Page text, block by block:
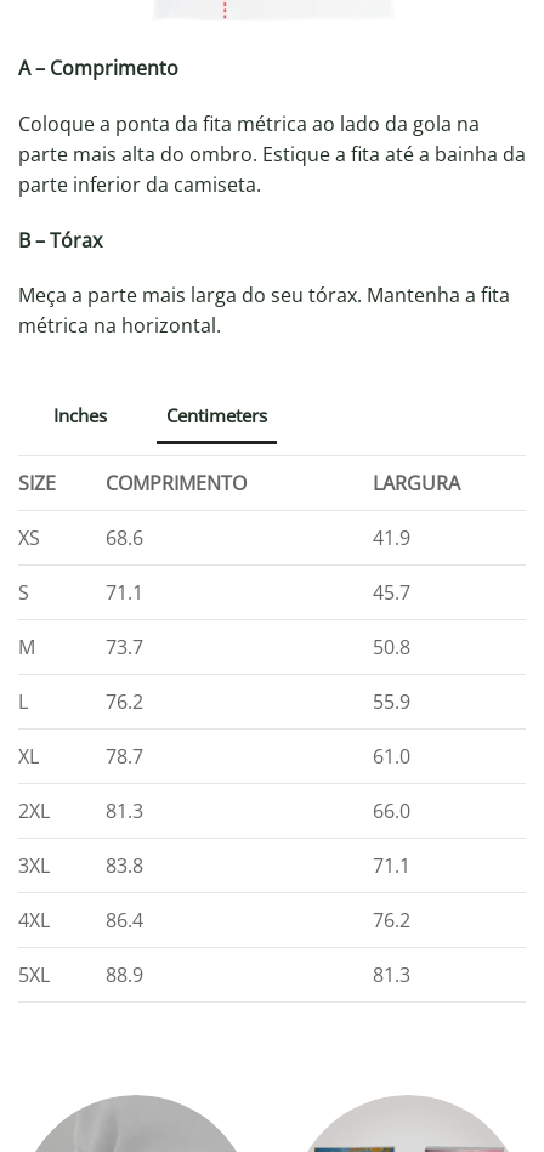
A – Comprimento
Coloque a ponta da fita métrica ao lado da gola na
parte mais alta do ombro. Estique a fita até a bainha da
parte inferior da camiseta.
B – Tórax
Meça a parte mais larga do seu tórax. Mantenha a fita
métrica na horizontal.
Inches Centimeters
SIZE COMPRIMENTO LARGURA
XS 68.6 41.9
S 71.1 45.7
M 73.7 50.8
L 76.2 55.9
XL 78.7 61.0
2XL 81.3 66.0
3XL 83.8 71.1
4XL 86.4 76.2
5XL 88.9 81.3